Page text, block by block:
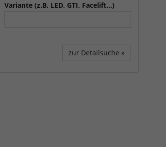
Variante (z.B. LED, GTI, Facelift...)
zur Detailsuche »